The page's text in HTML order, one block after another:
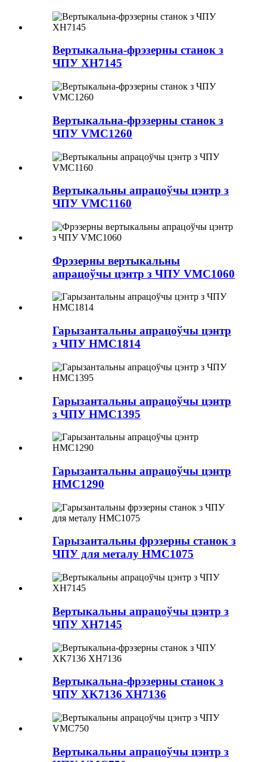
Вертыкальна-фрэзерны станок з
ЧПУ XH7145
Вертыкальна-фрэзерны станок з
ЧПУ VMC1260
Вертыкальны апрацоўчы цэнтр з
ЧПУ VMC1160
Фрэзерны вертыкальны
апрацоўчы цэнтр з ЧПУ VMC1060
Гарызантальны апрацоўчы цэнтр
з ЧПУ HMC1814
Гарызантальны апрацоўчы цэнтр
з ЧПУ HMC1395
Гарызантальны апрацоўчы цэнтр
HMC1290
Гарызантальны фрэзерны станок з
ЧПУ для металу HMC1075
Вертыкальны апрацоўчы цэнтр з
ЧПУ XH7145
Вертыкальна-фрэзерны станок з
ЧПУ XK7136 XH7136
Вертыкальны апрацоўчы цэнтр з